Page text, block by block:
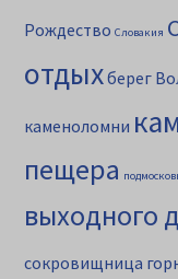
Рождество Словакия
отдыхберег
каменоломни
пещера
выходного
сокровищница